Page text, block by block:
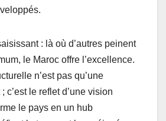
: là où d’autres peinent
le Maroc offre l’excellence.
n’est pas qu’une
c’est le reflet d’une vision
le pays en un hub